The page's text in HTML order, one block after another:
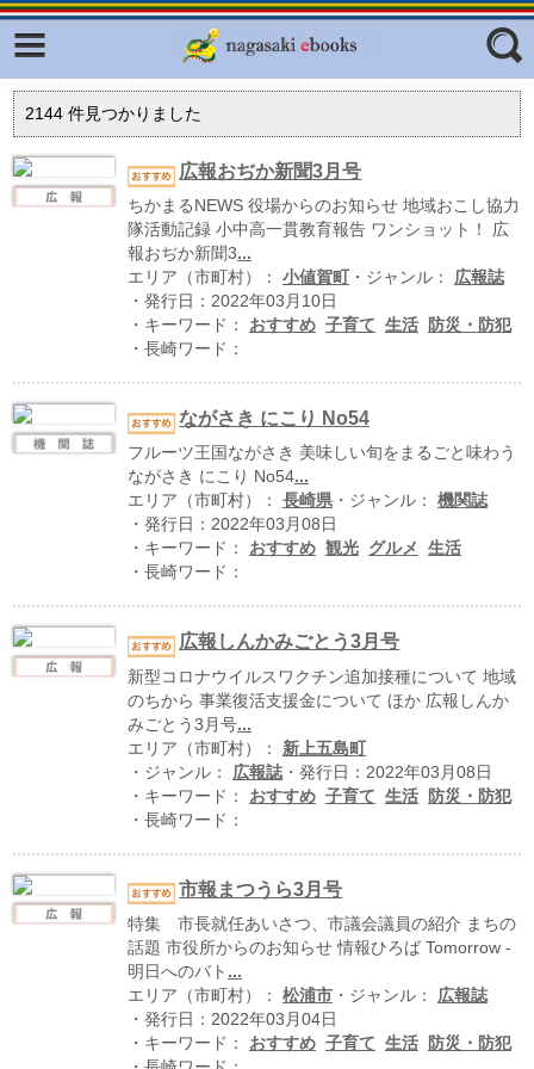
ジャンル
エリア
2144件見つかりました
広報おぢか新聞3月号
ちかまるNEWS 役場からのお知らせ 地域おこし協力
隊活動記録 小中高一貫教育報告 ワンショット！ 広
報おぢか新聞3...
エリア（市町村）： 小値賀町 ・ジャンル： 広報誌
・発行日：2022年03月10日
・キーワード： おすすめ 子育て 生活
防災・防犯
・長崎ワード：
ながさき にこり No54
フルーツ王国ながさき 美味しい旬をまるごと味わう
ながさき にこり No54...
エリア（市町村）： 長崎県・ジャンル： 機関誌
・発行日：2022年03月08日
・キーワード： おすすめ 観光 グルメ
生活
・長崎ワード：
広報しんかみごとう3月号
新型コロナウイルスワクチン追加接種について 地域
のちから 事業復活支援金について ほか 広報しんか
みごとう3月号...
エリア（市町村）： 新上五島町
・ジャンル： 広報誌・発行日：2022年03月08日
・キーワード： おすすめ 子育て 生活
防災・防犯
・長崎ワード：
市報まつうら3月号
特集 市長就任あいさつ、市議会議員の紹介 まちの
話題 市役所からのお知らせ 情報ひろば Tomorrow -
明日へのバト ...
エリア（市町村）： 松浦市・ジャンル： 広報誌
・発行日：2022年03月04日
・キーワード： おすすめ 子育て 生活
防災・防犯
Facebook
ふくいろキラリプロジェクト
ラリー（TOKYO Brochures）
復興応援企画
はじめてご利用される方へ
広報誌ナビ
長崎と天草地方の潜伏キリシタン
関連遺産
大学・専門学校ナビ
ハイスクールナビ
いきebooks
ながよebooks
ごとうebooks
おおむらebooks
みなみしまばらebooks
はさみebooks
ながさき市ebooks
さいかいイーブックス
長崎MICE観光マップ